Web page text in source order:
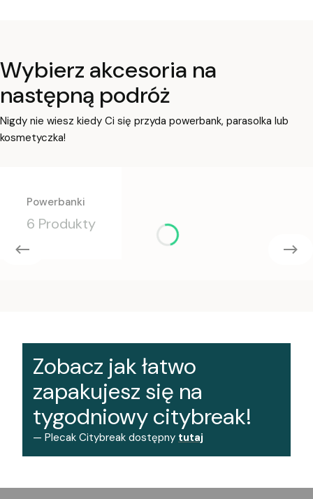
Wybierz akcesoria na
następną podróż
Nigdy nie wiesz kiedy Ci się przyda powerbank, parasolka lub
kosmetyczka!
Powerbanki
6 Produkty
Zobacz jak łatwo
zapakujesz się na
tygodniowy citybreak!
— Plecak Citybreak dostępny tutaj